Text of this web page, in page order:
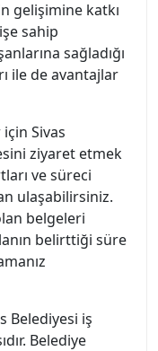
gelişimine katkı
sahip
sağladığı
ile de avantajlar
Sivas
ziyaret etmek
ve süreci
ulaşabilirsiniz.
belgeleri
belirttiği süre
Belediyesi iş
Belediye